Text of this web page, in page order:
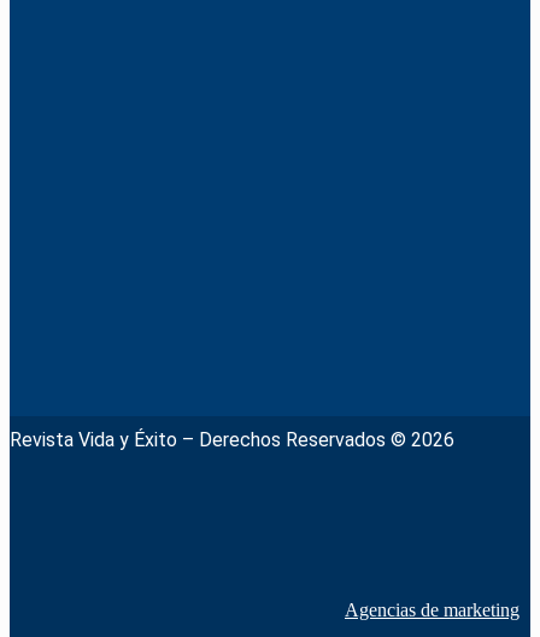
Revista Vida y Éxito – Derechos Reservados © 2026
Agencias de marketing